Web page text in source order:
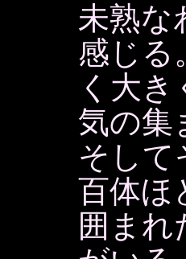
未熟な
感じる
く大
気の集
そして
百体ほ
囲まれ